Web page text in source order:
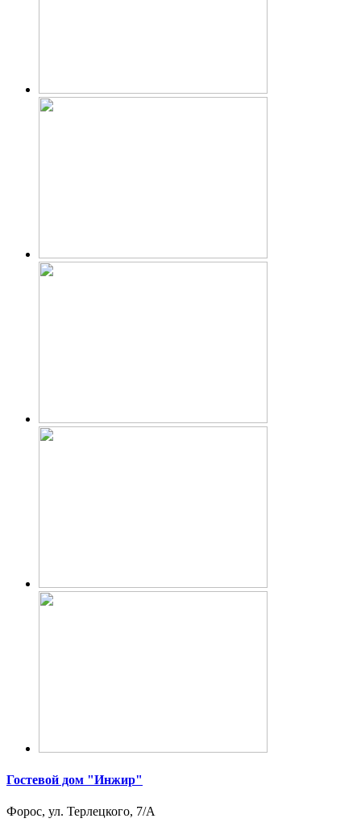
Гостевой дом "Инжир"
Форос, ул. Терлецкого, 7/А